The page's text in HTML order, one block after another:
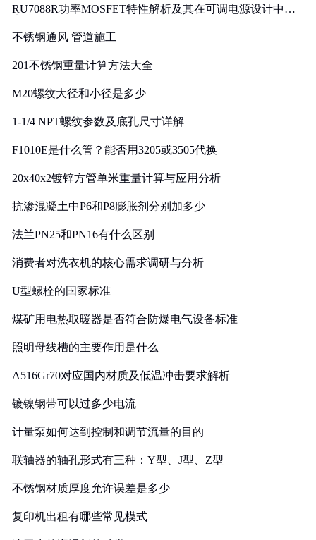
RU7088R功率MOSFET特性解析及其在可调电源设计中的
不锈钢通风 管道施工
201不锈钢重量计算方法大全
M20螺纹大径和小径是多少
1-1/4 NPT螺纹参数及底孔尺寸详解
F1010E是什么管？能否用3205或3505代换
20x40x2镀锌方管单米重量计算与应用分析
抗渗混凝土中P6和P8膨胀剂分别加多少
法兰PN25和PN16有什么区别
消费者对洗衣机的核心需求调研与分析
U型螺栓的国家标准
煤矿用电热取暖器是否符合防爆电气设备标准
照明母线槽的主要作用是什么
A516Gr70对应国内材质及低温冲击要求解析
镀镍钢带可以过多少电流
计量泵如何达到控制和调节流量的目的
联轴器的轴孔形式有三种：Y型、J型、Z型
不锈钢材质厚度允许误差是多少
复印机出租有哪些常见模式